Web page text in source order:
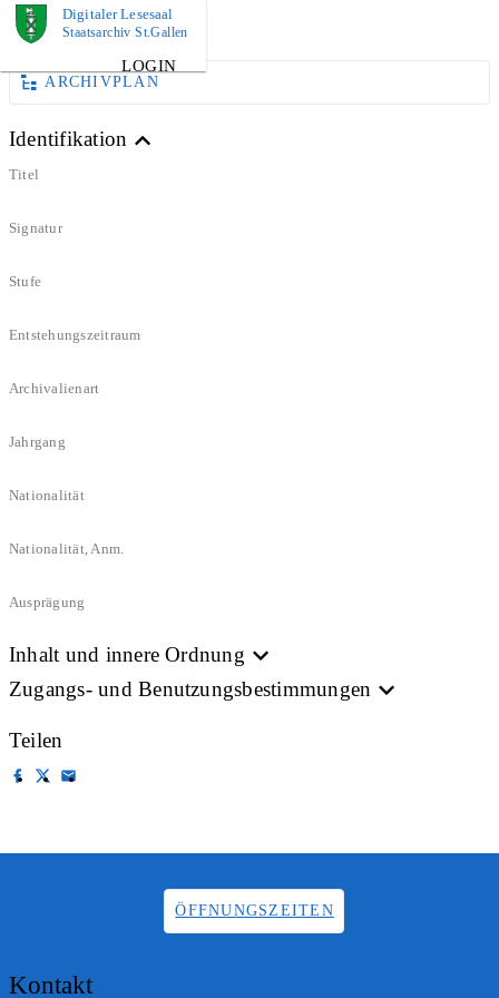
Digitaler Lesesaal
Staatsarchiv St.Gallen
LOGIN
DOKUMENT
ARCHIVPLAN
Identifikation
Titel
Signatur
Stufe
Entstehungszeitraum
Archivalienart
Jahrgang
Nationalität
Nationalität, Anm.
Ausprägung
Inhalt und innere Ordnung
Zugangs- und Benutzungsbestimmungen
Teilen
ÖFFNUNGSZEITEN
Kontakt